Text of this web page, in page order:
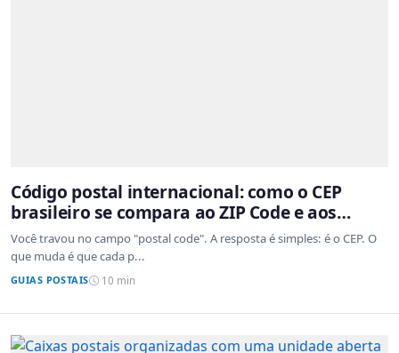
Código postal internacional: como o CEP
brasileiro se compara ao ZIP Code e aos
sistemas de outros países
Você travou no campo "postal code". A resposta é simples: é o CEP. O
que muda é que cada p...
GUIAS POSTAIS 10 min